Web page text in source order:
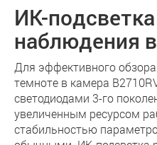
ИК-
наблюдения
Для эффективного
темноте в камера
светодиодами 3-го
увеличенным ресурсом
стабильностью